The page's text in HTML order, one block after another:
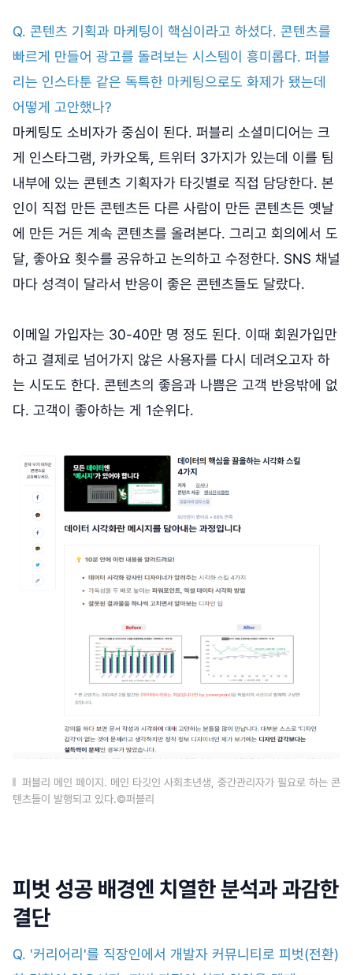
Q. 콘텐츠 기획과 마케팅이 핵심이라고 하셨다. 콘텐츠를
빠르게 만들어 광고를 돌려보는 시스템이 흥미롭다. 퍼블
리는 인스타툰 같은 독특한 마케팅으로도 화제가 됐는데
어떻게 고안했나?
마케팅도 소비자가 중심이 된다. 퍼블리 소셜미디어는 크
게 인스타그램, 카카오톡, 트위터 3가지가 있는데 이를 팀
내부에 있는 콘텐츠 기획자가 타깃별로 직접 담당한다. 본
인이 직접 만든 콘텐츠든 다른 사람이 만든 콘텐츠든 옛날
에 만든 거든 계속 콘텐츠를 올려본다. 그리고 회의에서 도
달, 좋아요 횟수를 공유하고 논의하고 수정한다. SNS 채널
마다 성격이 달라서 반응이 좋은 콘텐츠들도 달랐다.
이메일 가입자는 30-40만 명 정도 된다. 이때 회원가입만
하고 결제로 넘어가지 않은 사용자를 다시 데려오고자 하
는 시도도 한다. 콘텐츠의 좋음과 나쁨은 고객 반응밖에 없
다. 고객이 좋아하는 게 1순위다.
퍼블리 메인 페이지. 메인 타깃인 사회초년생, 중간관리자가 필요로 하는 콘
텐츠들이 발행되고 있다.©퍼블리
피벗 성공 배경엔 치열한 분석과 과감한
결단
Q. '커리어리'를 직장인에서 개발자 커뮤니티로 피벗(전환)